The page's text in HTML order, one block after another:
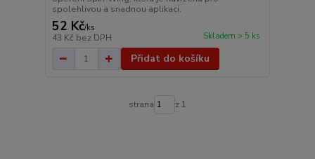
spolehlivou a snadnou aplikaci.
52 Kč/ks
43 Kč bez DPH Skladem > 5 ks
Přidat do košíku
strana z 1